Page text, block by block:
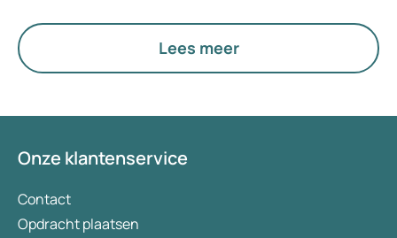
Lees meer
Onze klantenservice
Contact
Opdracht plaatsen